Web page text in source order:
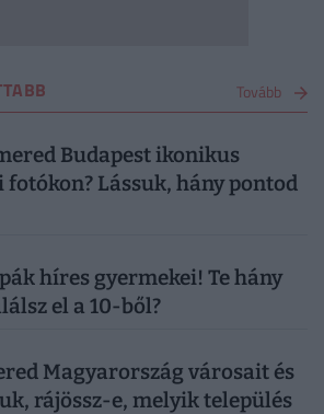
Tovább
Budapest ikonikus
Lássuk, hány pontod
híres gyermekei! Te hány
el a 10-ből?
Magyarország városait és
rájössz-e, melyik település